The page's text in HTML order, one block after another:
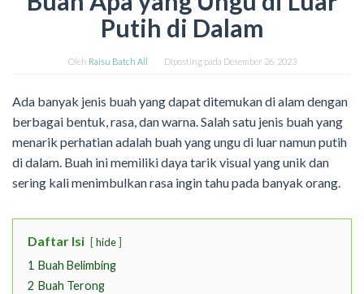
Putih di Dalam
Oleh Raisu Batch All Diposting pada Desember 26, 2023
Ada banyak jenis buah yang dapat ditemukan di alam dengan
berbagai bentuk, rasa, dan warna. Salah satu jenis buah yang
menarik perhatian adalah buah yang ungu di luar namun putih
di dalam. Buah ini memiliki daya tarik visual yang unik dan
sering kali menimbulkan rasa ingin tahu pada banyak orang.
Daftar Isi hide
1 Buah Belimbing
2 Buah Terong